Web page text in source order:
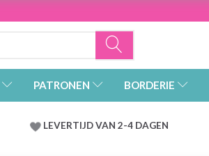
PATRONEN BORDERIE
LEVERTIJD VAN 2-4 DAGEN